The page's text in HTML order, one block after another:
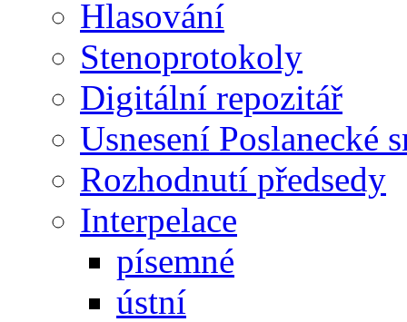
Hlasování
Stenoprotokoly
Digitální repozitář
Usnesení Poslanecké
Rozhodnutí předsedy
Interpelace
písemné
ústní